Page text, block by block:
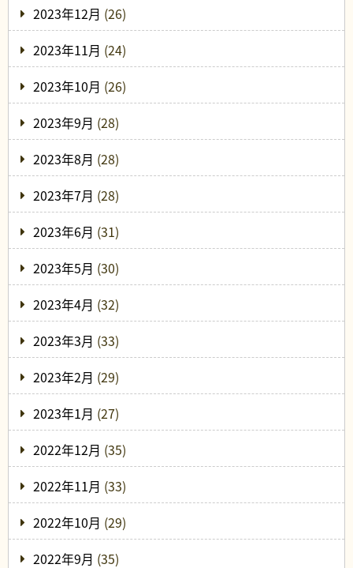
2023年12月 (26)
2023年11月 (24)
2023年10月 (26)
2023年9月 (28)
2023年8月 (28)
2023年7月 (28)
2023年6月 (31)
2023年5月 (30)
2023年4月 (32)
2023年3月 (33)
2023年2月 (29)
2023年1月 (27)
2022年12月 (35)
2022年11月 (33)
2022年10月 (29)
2022年9月 (35)